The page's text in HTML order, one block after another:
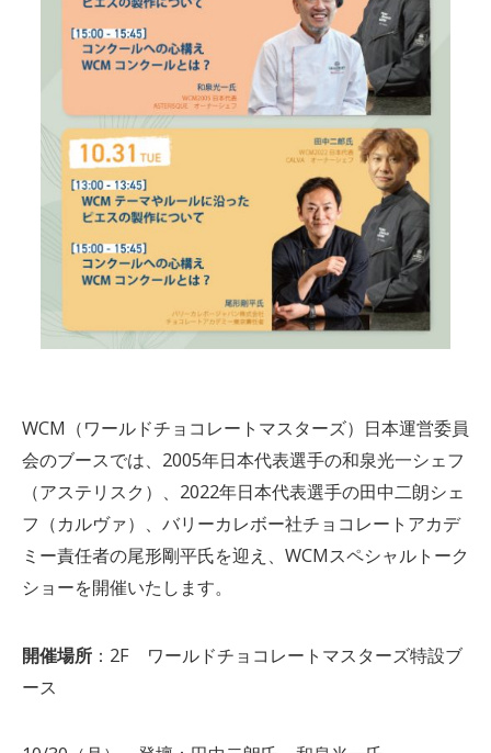
WCM（ワールドチョコレートマスターズ）日本運営委員
会のブースでは、2005年日本代表選手の和泉光一シェフ
（アステリスク）、2022年日本代表選手の田中二朗シェ
フ（カルヴァ）、バリーカレボー社チョコレートアカデ
ミー責任者の尾形剛平氏を迎え、WCMスペシャルトーク
ショーを開催いたします。
開催場所：2F ワールドチョコレートマスターズ特設ブ
ース